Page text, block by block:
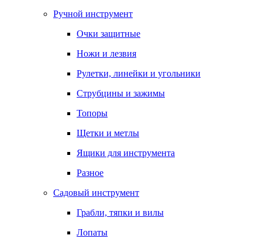
Ручной инструмент
Очки защитные
Ножи и лезвия
Рулетки, линейки и угольники
Струбцины и зажимы
Топоры
Щетки и метлы
Ящики для инструмента
Разное
Садовый инструмент
Грабли, тяпки и вилы
Лопаты